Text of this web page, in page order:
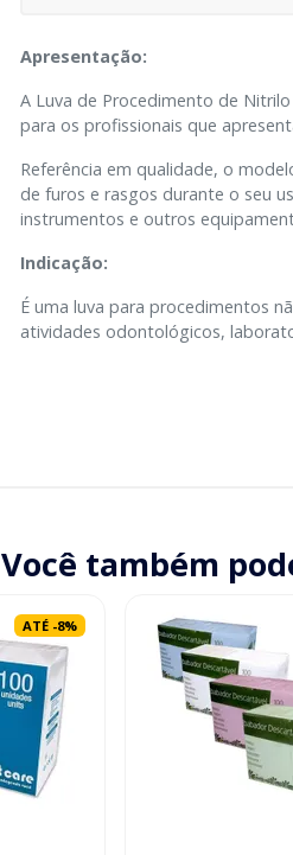
Apresentação:
A Luva de Procedimento de
para os profissionais que
Referência em qualidade, o
de furos e rasgos durante o seu
instrumentos e outros
Indicação:
É uma luva para procedimentos
atividades odontológicos,
Você também
ATÉ -8%